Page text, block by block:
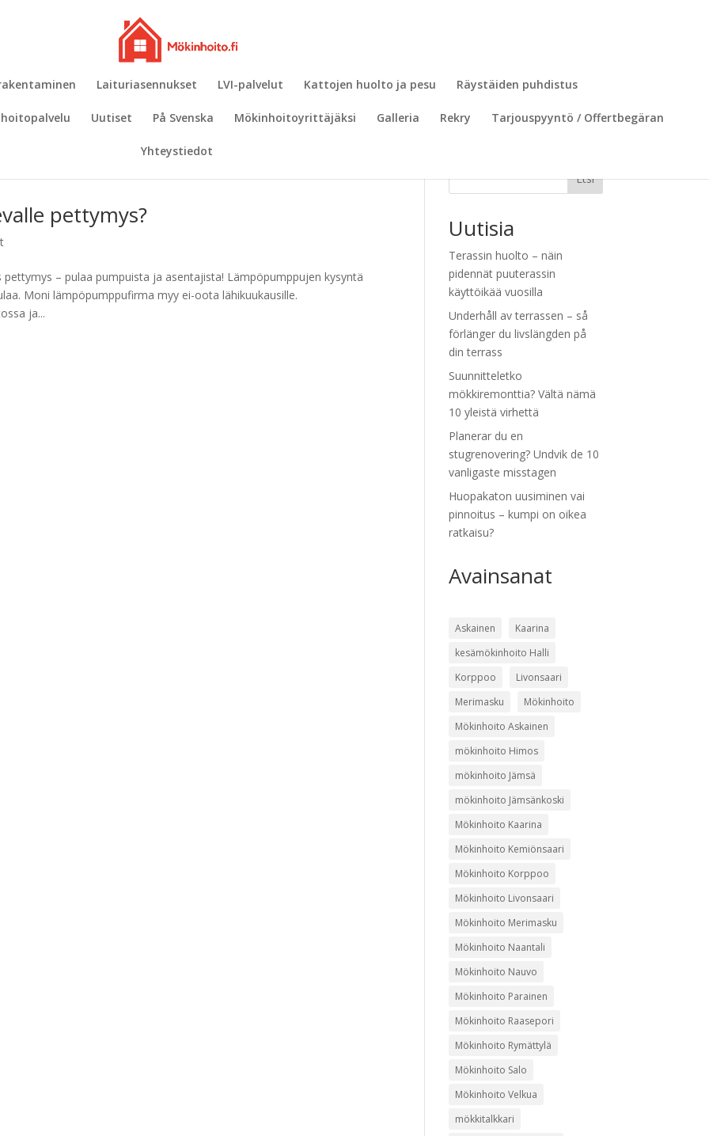
Laituriasennukset LVI-palvelut Kattojen huolto ja pesu Räystäiden puhdistus
Uutiset På Svenska Mökinhoitoyrittäjäksi Galleria Rekry Tarjouspyyntö / Offertbegäran
Yhteystiedot
pettymys?
– pulaa pumpuista ja asentajista! Lämpöpumppujen kysyntä
Moni lämpöpumppufirma myy ei-oota lähikuukausille.
ja...
Etsi
Uutisia
Terassin huolto – näin
pidennät puuterassin
käyttöikää vuosilla
Underhåll av terrassen – så
förlänger du livslängden på
din terrass
Suunnitteletko
mökkiremonttia? Vältä nämä
10 yleistä virhettä
Planerar du en
stugrenovering? Undvik de 10
vanligaste misstagen
Huopakaton uusiminen vai
pinnoitus – kumpi on oikea
ratkaisu?
Avainsanat
Askainen
Kaarina
kesämökinhoito Halli
Korppoo
Livonsaari
Merimasku
Mökinhoito
Mökinhoito Askainen
mökinhoito Himos
mökinhoito Jämsä
mökinhoito Jämsänkoski
Mökinhoito Kaarina
Mökinhoito Kemiönsaari
Mökinhoito Korppoo
Mökinhoito Livonsaari
Mökinhoito Merimasku
Mökinhoito Naantali
Mökinhoito Nauvo
Mökinhoito Parainen
Mökinhoito Raasepori
Mökinhoito Rymättylä
Mökinhoito Salo
Mökinhoito Velkua
mökkitalkkari